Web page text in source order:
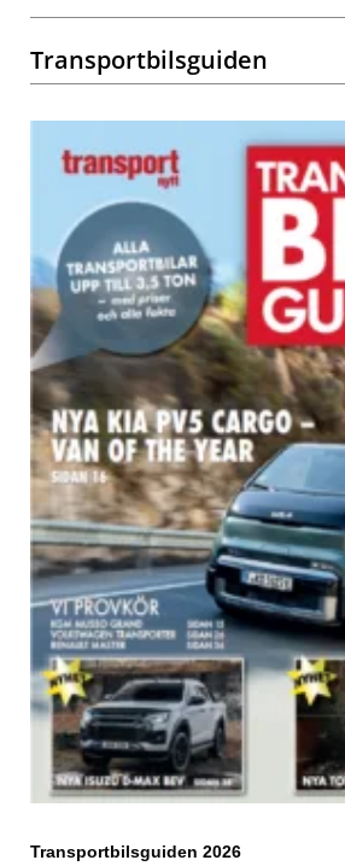
Transportbilsguiden
Transportbilsguiden 2026